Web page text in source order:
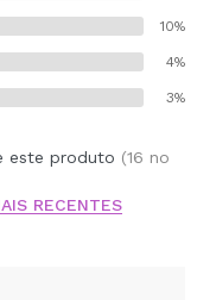
10%
4%
3%
este produto (16 no
RECENTES